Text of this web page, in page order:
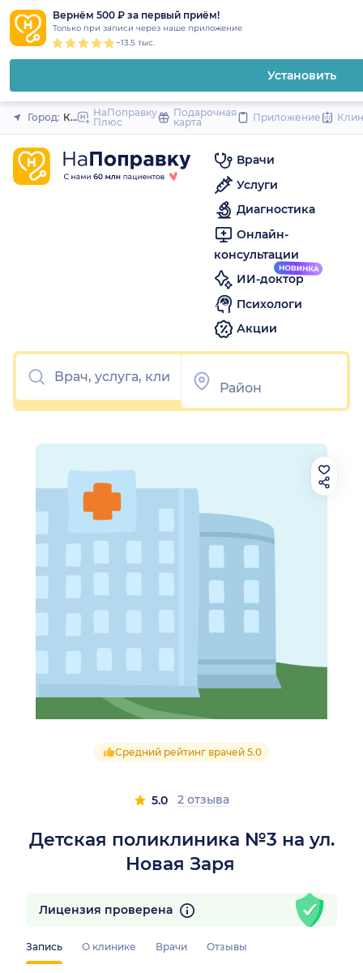
Вернём 500 ₽ за первый приём!
Только при записи через наше приложение
~13.5 тыс.
Установить
Закрыть
Город: КрасноярскНаПоправку
Плюс
Подарочная
карта
Приложение
Врачи
Услуги
Диагностика
Онлайн-
консультации
ИИ-доктор
Психологи
Акции
Детская поликлиника №3 на ул.
Новая Заря
Средний рейтинг врачей 5.0
5.0 2 отзыва
Запись О клинике Врачи Отзывы
Лицензия проверена